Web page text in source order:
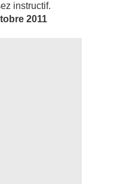
instructif.
2011